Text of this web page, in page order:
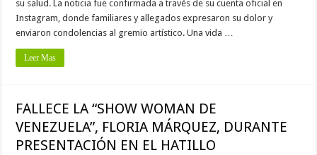
su salud. La noticia fue confirmada a través de su cuenta oficial en
Instagram, donde familiares y allegados expresaron su dolor y
enviaron condolencias al gremio artístico. Una vida …
Leer Mas
FALLECE LA “SHOW WOMAN DE
VENEZUELA”, FLORIA MÁRQUEZ, DURANTE
PRESENTACIÓN EN EL HATILLO